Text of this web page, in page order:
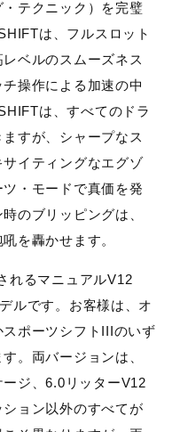
テクニック）を完璧
は、フルスロット
ベルのスムーズネス
操作による加速の中
は、すべてのドラ
すが、シャープなス
イティングなエグゾ
・モードで真価を発
のブリッピングは、
を轟かせます。
れるマニュアルV12
ルです。お客様は、オ
ポーツシフトIIIのいず
。両バージョンは、
ジ、6.0リッターV12
ョン以外のすべてが